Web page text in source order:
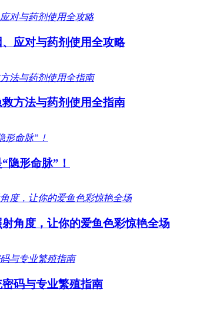
应对与药剂使用全攻略
方法与药剂使用全指南
隐形命脉”！
角度，让你的爱鱼色彩惊艳全场
码与专业繁殖指南